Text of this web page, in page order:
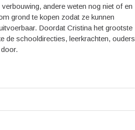
andere weten nog niet of en
grond te kopen zodat ze kunnen
Doordat Cristina het grootste
de schooldirecties, leerkrachten, ouders